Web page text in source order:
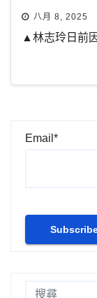
八月 8, 2025
▲林志玲日前
Email*